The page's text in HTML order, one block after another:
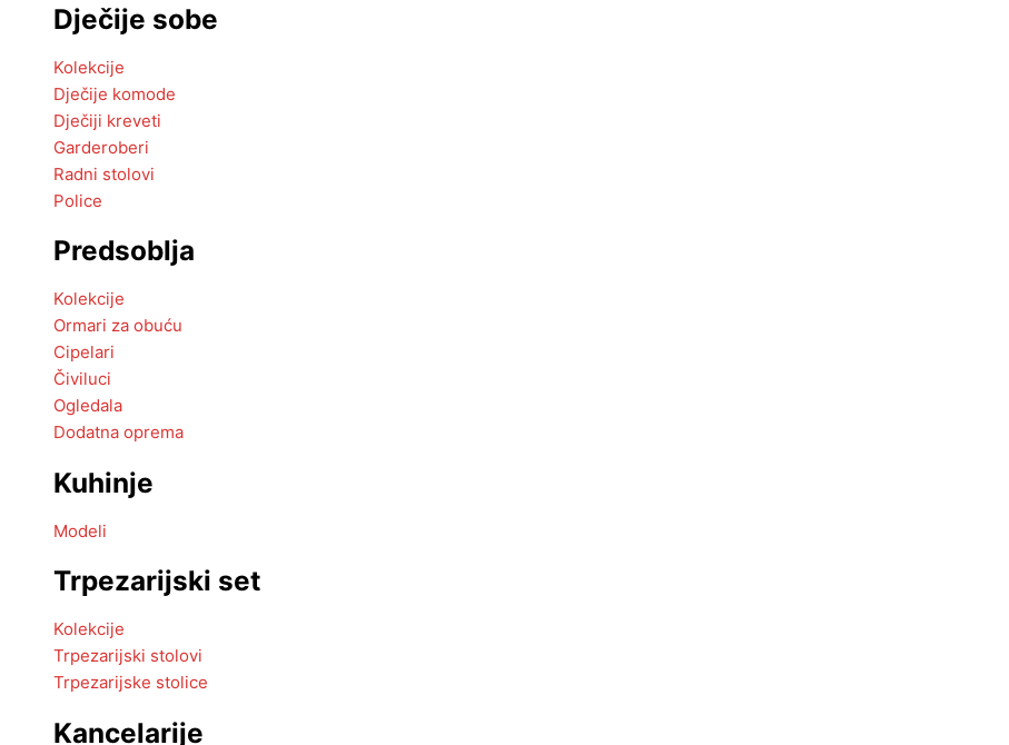
Dječije sobe
Kolekcije
Dječije komode
Dječiji kreveti
Garderoberi
Radni stolovi
Police
Predsoblja
Kolekcije
Ormari za obuću
Cipelari
Čiviluci
Ogledala
Dodatna oprema
Kuhinje
Modeli
Trpezarijski set
Kolekcije
Trpezarijski stolovi
Trpezarijske stolice
Kancelarije